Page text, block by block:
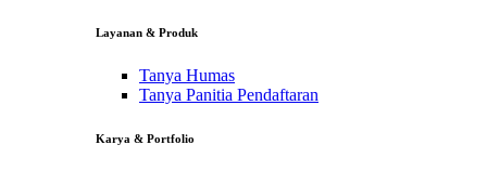
Layanan & Produk
Tanya Humas
Tanya Panitia Pendaftaran
Karya & Portfolio